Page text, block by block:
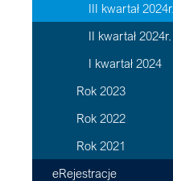
III kwartał 2024r.
II kwartał 2024r.
I kwartał 2024
Rok 2023
Rok 2022
Rok 2021
eRejestracje